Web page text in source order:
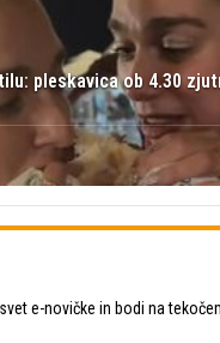
pleskavica ob 4.30
e-novičke in bodi na